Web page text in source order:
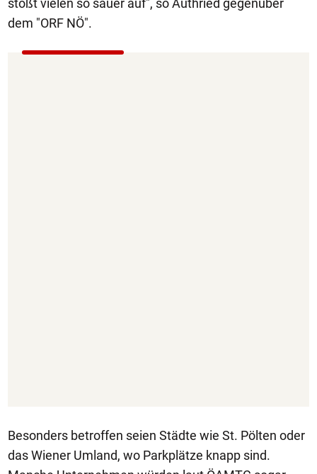
dem "ORF NÖ".
Besonders betroffen seien Städte wie St. Pölten oder
das Wiener Umland, wo Parkplätze knapp sind.